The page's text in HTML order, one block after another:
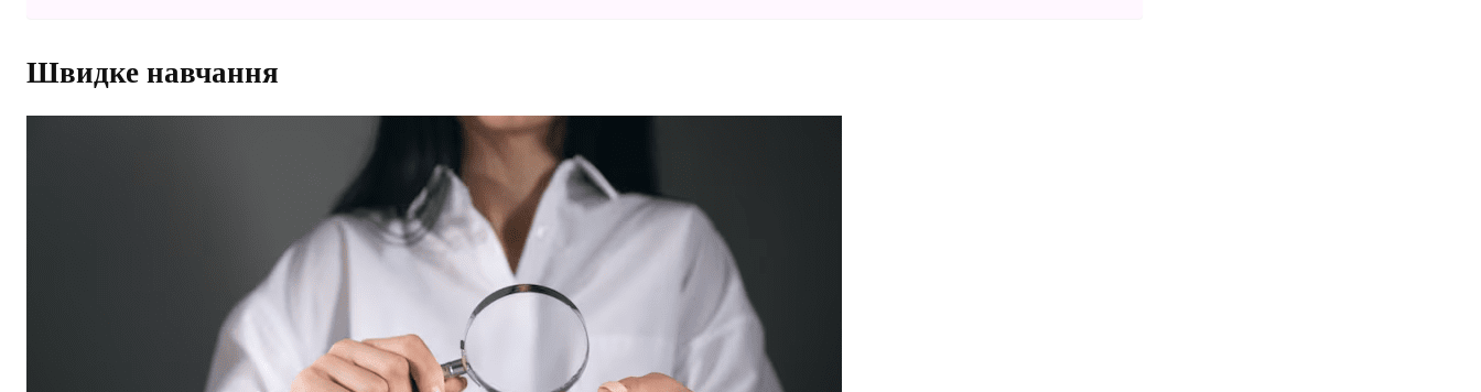
Швидке навчання